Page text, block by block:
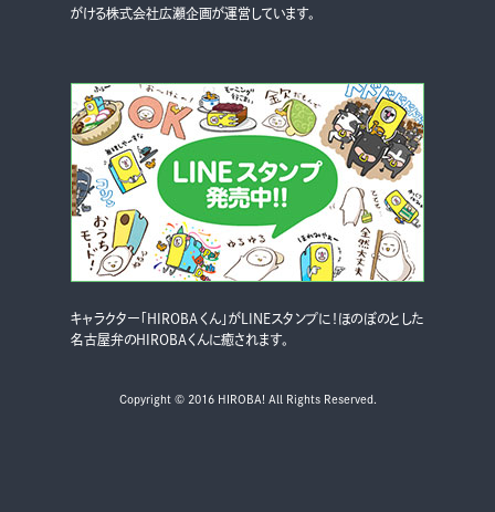
がける株式会社広瀬企画が運営しています。
キャラクター「HIROBAくん」がLINEスタンプに！ほのぼのとした
名古屋弁のHIROBAくんに癒されます。
Copyright © 2016 HIROBA! All Rights Reserved.